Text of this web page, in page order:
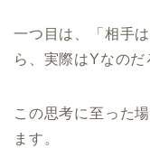
一つ目は、「相手
ら、実際はYなのだ
この思考に至った
ます。